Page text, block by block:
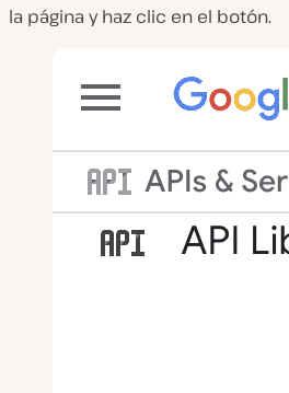
la página y haz clic en el botón.